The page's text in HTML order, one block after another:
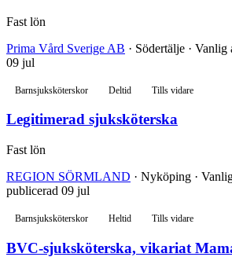
Fast lön
Prima Vård Sverige AB · Södertälje ·
09 jul
Barnsjuksköterskor Deltid Tills vidare
Legitimerad sjuksköterska
Fast lön
REGION SÖRMLAND · Nyköping ·
publicerad 09 jul
Barnsjuksköterskor Heltid Tills vidare
BVC-sjuksköterska, vikariat